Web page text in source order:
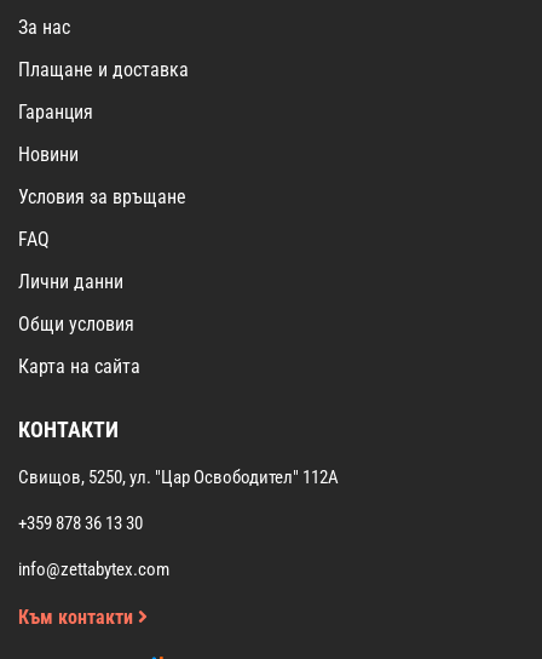
За нас
Плащане и доставка
Гаранция
Новини
Условия за връщане
FAQ
Лични данни
Общи условия
Карта на сайта
КОНТАКТИ
Свищов, 5250, ул. "Цар Освободител" 112А
+359 878 36 13 30
info@zettabytex.com
Към контакти